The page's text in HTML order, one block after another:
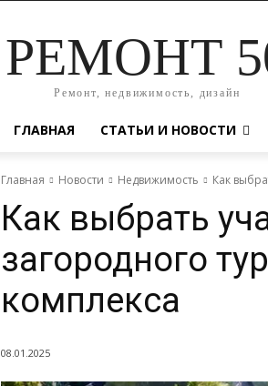
РЕМОНТ
Ремонт, недвижимость, дизайн
ГЛАВНАЯ СТАТЬИ И НОВОСТИ
Главная Новости Недвижимость Как
Как выбрать
загородного
комплекса
08.01.2025